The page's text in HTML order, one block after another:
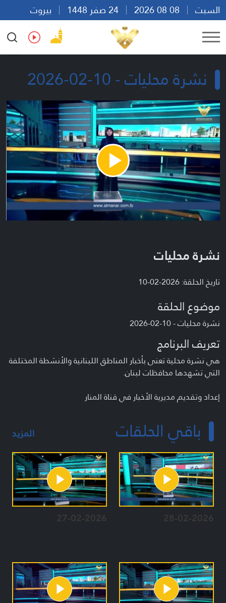
السبت
بيروت
15:50
Ar En Fr Es
نشرة محليات - 10-02-2026
Play
Video
نشرة محليات
تاريخ الحلقة: 2026-02-10
موضوع الحلقة
نشرة محليات - 10-02-2026
تعريف البرنامج
هي نشرة محلية تعنى بأخبار المناطق اللبنانية والأنشطة المختلفة
التي تشهدها محافظات لبنان.
إعداد وتقديم مديرية الأخبار في قناة المنار
باقي الحلقات المزيد
28-02-2026
27-02-2026